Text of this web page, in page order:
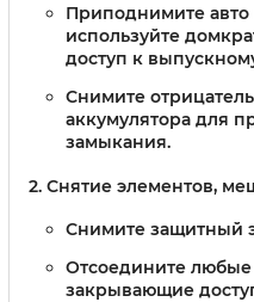
Приподнимите
используйте
доступ к
Снимите
аккумулятора для
замыкания.
Снятие элементов,
Снимите защитный
Отсоедините
закрывающие